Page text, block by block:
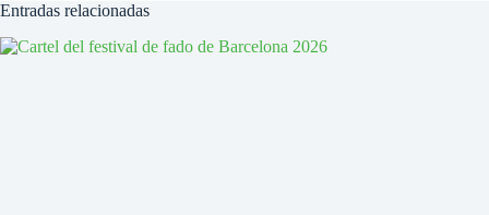
Entradas relacionadas